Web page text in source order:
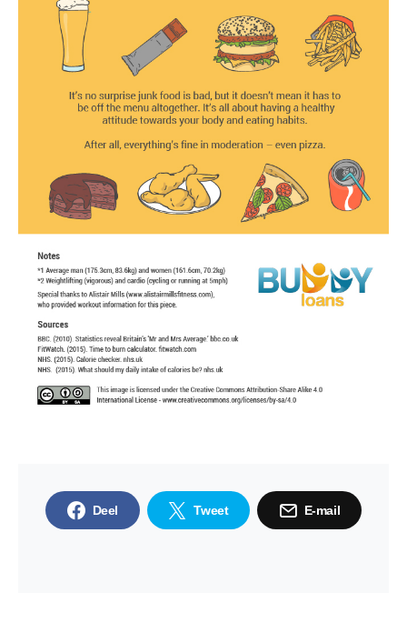
Deel Tweet E-mail